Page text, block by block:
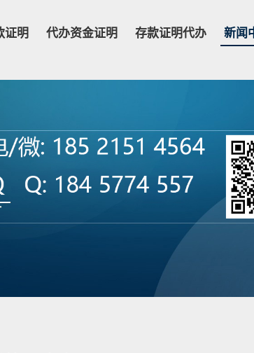
证明 代办资金证明 存款证明代办 新闻